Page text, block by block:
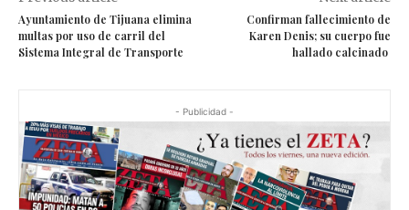
Ayuntamiento de Tijuana elimina
multas por uso de carril del
Sistema Integral de Transporte
Confirman fallecimiento de
Karen Denis; su cuerpo fue
hallado calcinado
- Publicidad -